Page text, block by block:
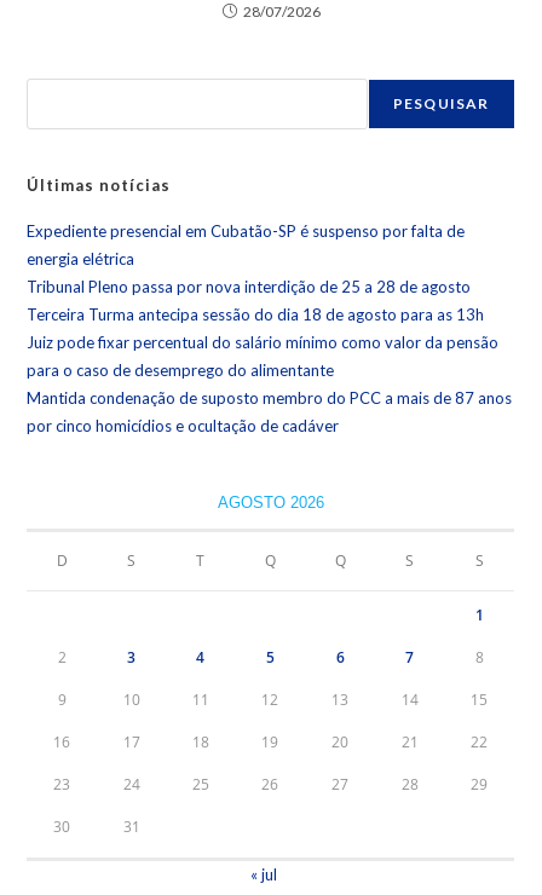
28/07/2026
PESQUISAR
Últimas notícias
Expediente presencial em Cubatão-SP é suspenso por falta de
energia elétrica
Tribunal Pleno passa por nova interdição de 25 a 28 de agosto
Terceira Turma antecipa sessão do dia 18 de agosto para as 13h
Juiz pode fixar percentual do salário mínimo como valor da pensão
para o caso de desemprego do alimentante
Mantida condenação de suposto membro do PCC a mais de 87 anos
por cinco homicídios e ocultação de cadáver
AGOSTO 2026
D S T Q Q S S
1
2 3 4 5 6 7 8
9 10 11 12 13 14 15
16 17 18 19 20 21 22
23 24 25 26 27 28 29
30 31
« jul